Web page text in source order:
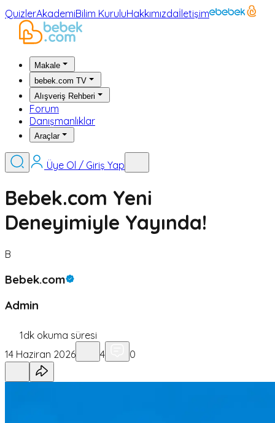
QuizlerAkademiBilim KuruluHakkımızdaİletişim
Makale
bebek.com TV
Alışveriş Rehberi
Forum
Danışmanlıklar
Araçlar
Üye Ol / Giriş Yap
Bebek.com Yeni
Deneyimiyle Yayında!
B
Bebek.com
Admin
1dk okuma süresi
14 Haziran 2026
4 0